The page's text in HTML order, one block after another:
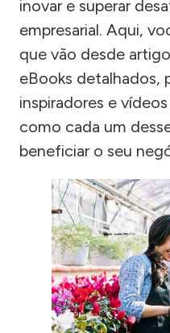
inovar e superar
empresarial. Aqui,
que vão desde
eBooks detalhados,
inspiradores e
como cada um
beneficiar o seu